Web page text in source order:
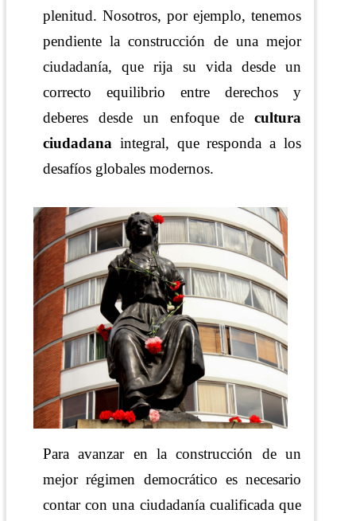
plenitud. Nosotros, por ejemplo, tenemos
pendiente la construcción de una mejor
ciudadanía, que rija su vida desde un
correcto equilibrio entre derechos y
deberes desde un enfoque de cultura
ciudadana integral, que responda a los
desafíos globales modernos.
Para avanzar en la construcción de un
mejor régimen democrático es necesario
contar con una ciudadanía cualificada que